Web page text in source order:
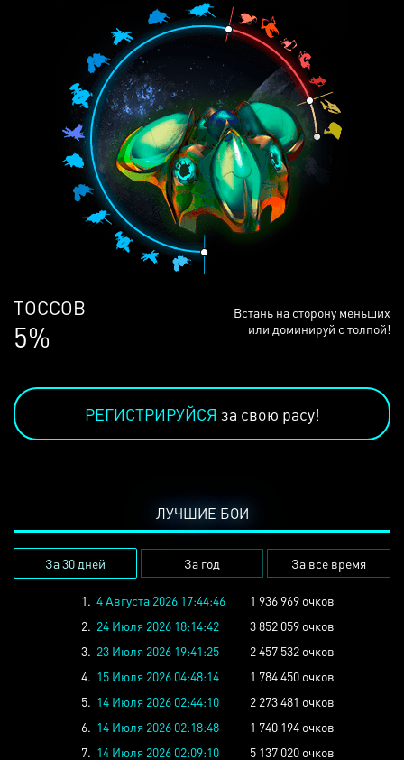
ЛЮДЕЙ
68%
Встань на сторону меньших
или доминируй с толпой!
РЕГИСТРИРУЙСЯ за свою расу!
ЛУЧШИЕ БОИ
За 30 дней За год За все время
1. 4 Августа 2026 17:44:46
1 936 969 очков
2. 24 Июля 2026 18:14:42
3 852 059 очков
3. 23 Июля 2026 19:41:25
2 457 532 очков
4. 15 Июля 2026 04:48:14
1 784 450 очков
5. 14 Июля 2026 02:44:10
2 273 481 очков
6. 14 Июля 2026 02:18:48
1 740 194 очков
7. 14 Июля 2026 02:09:10
5 137 020 очков